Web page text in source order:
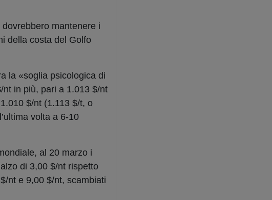
mantenere i
della costa del Golfo
la «soglia psicologica di
in più, pari a 1.013 $/nt
$/nt (1.113 $/t, o
volta a 6-10
al 20 marzo i
di 3,00 $/nt rispetto
nt e 9,00 $/nt, scambiati